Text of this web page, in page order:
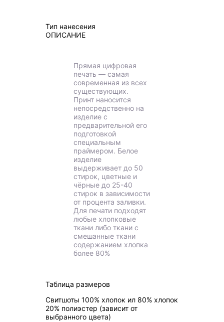
Тип нанесения
ОПИСАНИЕ
Прямая цифровая
печать — самая
современная из всех
существующих.
Принт наносится
непосредственно на
изделие с
предварительной его
подготовкой
специальным
праймером. Белое
изделие
выдерживает до 50
стирок, цветные и
чёрные до 25-40
стирок в зависимости
от процента заливки.
Для печати подходят
любые хлопковые
ткани либо ткани с
смешанные ткани
содержанием хлопка
более 80%
Таблица размеров
Свитшоты 100% хлопок ил 80% хлопок
20% полиэстер (зависит от
выбранного цвета)